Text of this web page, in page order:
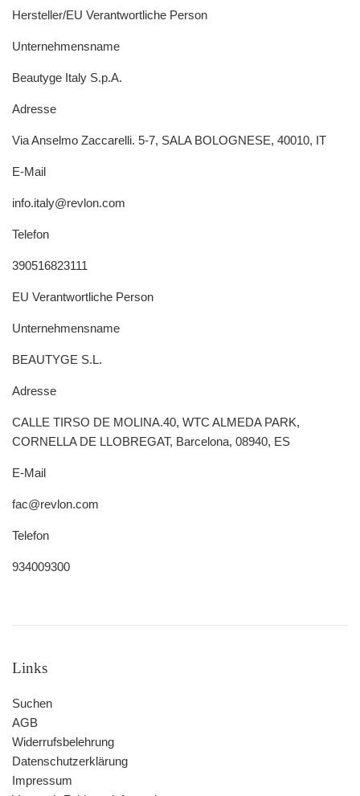
Hersteller/EU Verantwortliche Person
Unternehmensname
Beautyge Italy S.p.A.
Adresse
Via Anselmo Zaccarelli. 5-7, SALA BOLOGNESE, 40010, IT
E-Mail
info.italy@revlon.com
Telefon
390516823111
EU Verantwortliche Person
Unternehmensname
BEAUTYGE S.L.
Adresse
CALLE TIRSO DE MOLINA.40, WTC ALMEDA PARK,
CORNELLA DE LLOBREGAT, Barcelona, 08940, ES
E-Mail
fac@revlon.com
Telefon
934009300
Links
Suchen
AGB
Widerrufsbelehrung
Datenschutzerklärung
Impressum